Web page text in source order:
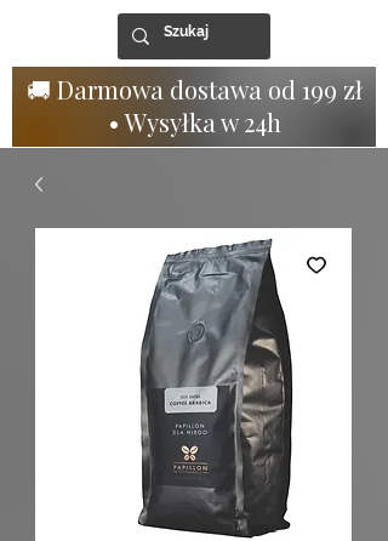
🚚 Darmowa dostawa od 199 zł
• Wysyłka w 24h